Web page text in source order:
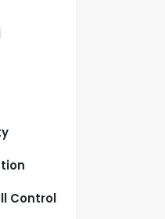
Control